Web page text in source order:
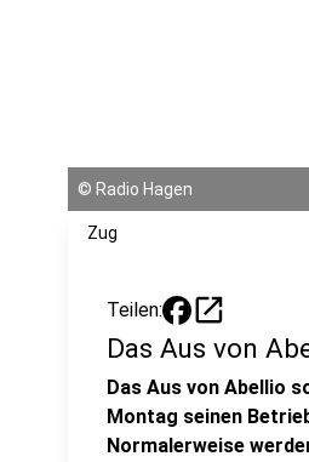
© Radio Hagen
Zug
Teilen: open_in_new
Das Aus von
Das Aus von Abellio
Montag seinen
Normalerweise